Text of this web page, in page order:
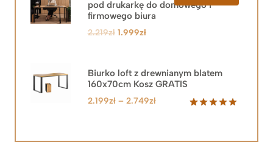
W
pod drukarkę do domowego i
firmowego biura
2.219zł Pierwotna
2.219zł.
1.999złAktualna
1.999zł.
Biurko loft z drewnianym blatem
160x70cm Kosz GRATIS
2.199zł – 2.749złZakres
2.199zł